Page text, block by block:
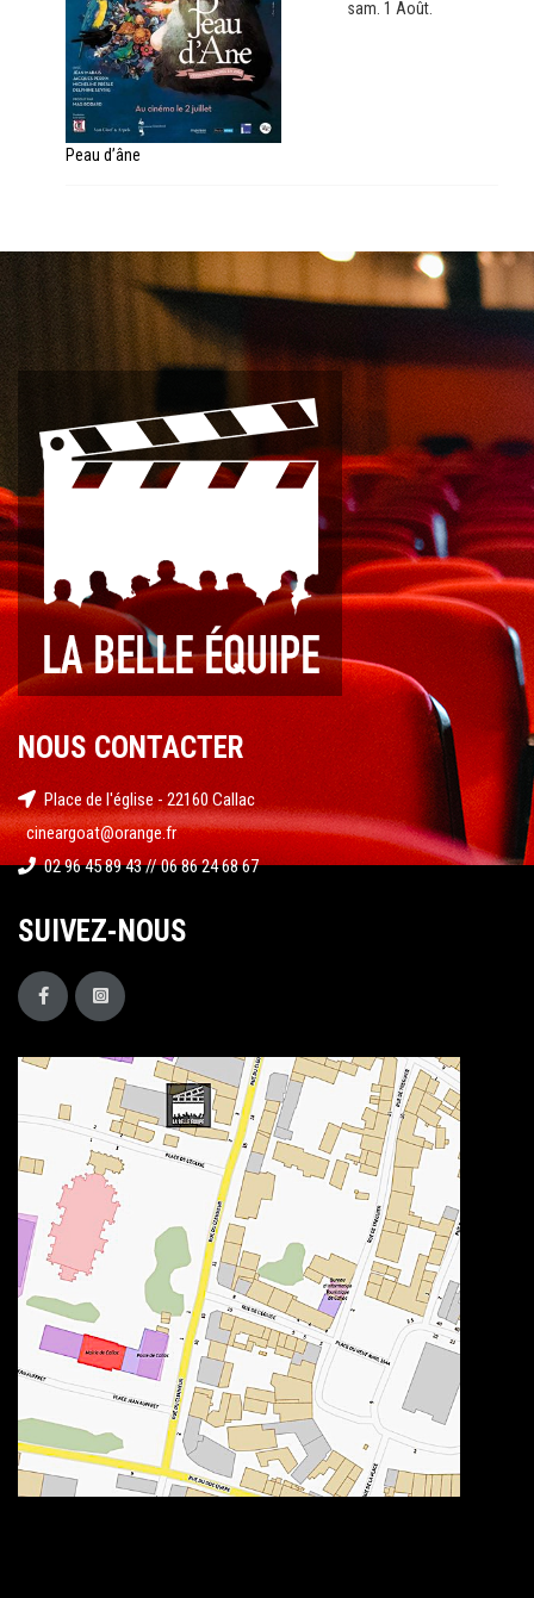
Peau d’âne
sam. 1 Août.
NOUS CONTACTER
Place de l'église - 22160 Callac
cineargoat@orange.fr
02 96 45 89 43 // 06 86 24 68 67
SUIVEZ-NOUS